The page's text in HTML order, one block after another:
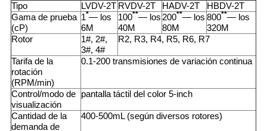
Tipo LVDV-2T RVDV-2T HADV-2T
HBDV-2T
Gama de prueba
(cP)
1*— los
6M
100**— los
40M
200**— los
80M
800**— los
320M
Rotor
1#, 2#,
3#, 4#
R2, R3, R4, R5, R6, R7
Tarifa de la
rotación
(RPM/min)
0.1-200 transmisiones de variación continua
Control/modo de
visualización
pantalla táctil del color 5-inch
Cantidad de la
demanda de
400-500mL (según diversos rotores)